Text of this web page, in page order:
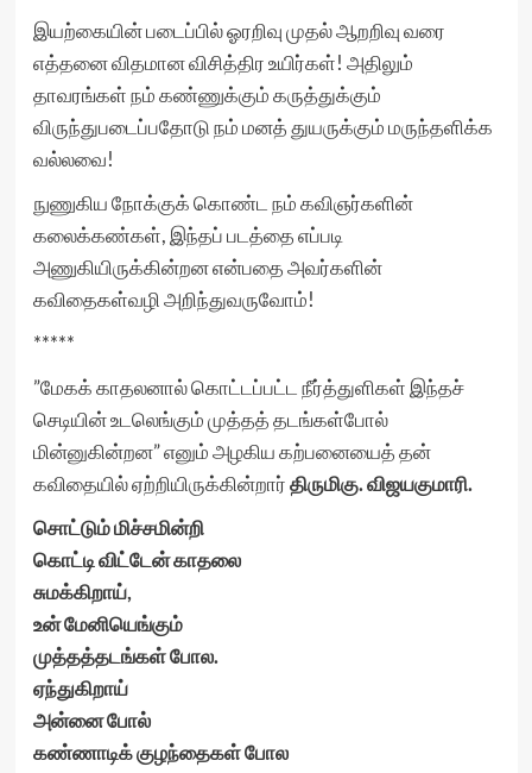
இயற்கையின் படைப்பில் ஓரறிவு முதல் ஆறறிவு வரை
எத்தனை விதமான விசித்திர உயிர்கள்! அதிலும்
தாவரங்கள் நம் கண்ணுக்கும் கருத்துக்கும்
விருந்துபடைப்பதோடு நம் மனத் துயருக்கும் மருந்தளிக்க
வல்லவை!
நுணுகிய நோக்குக் கொண்ட நம் கவிஞர்களின்
கலைக்கண்கள், இந்தப் படத்தை எப்படி
அணுகியிருக்கின்றன என்பதை அவர்களின்
கவிதைகள்வழி அறிந்துவருவோம்!
*****
”மேகக் காதலனால் கொட்டப்பட்ட நீர்த்துளிகள் இந்தச்
செடியின் உடலெங்கும் முத்தத் தடங்கள்போல்
மின்னுகின்றன” எனும் அழகிய கற்பனையைத் தன்
கவிதையில் ஏற்றியிருக்கின்றார்திருமிகு. விஜயகுமாரி.
சொட்டும் மிச்சமின்றி
கொட்டி விட்டேன் காதலை
சுமக்கிறாய்,
உன் மேனியெங்கும்
முத்தத்தடங்கள் போல.
ஏந்துகிறாய்
அன்னை போல்
கண்ணாடிக் குழந்தைகள் போல